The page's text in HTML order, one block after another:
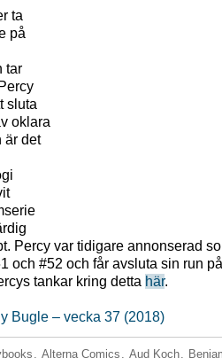
ta
på
tar
sluta
oklara
är det
Percy var tidigare annonserad
och #52 och får avsluta sin run
tankar kring detta här.
Bugle – vecka 37 (2018)
, Alterna Comics , Aud Koch,